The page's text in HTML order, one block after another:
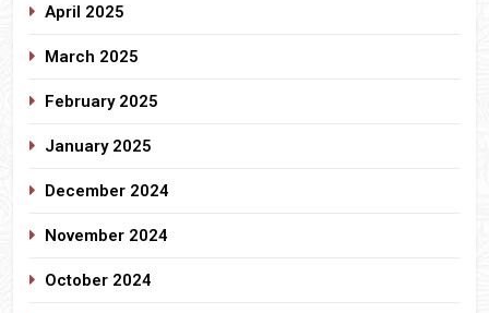
April 2025
March 2025
February 2025
January 2025
December 2024
November 2024
October 2024